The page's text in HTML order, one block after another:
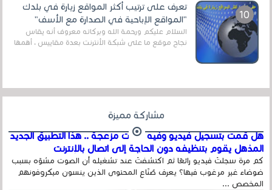
تعرف على ترتيب أكثر المواقع زيارة في بلدك
"المواقع الإباحية في الصدارة مع الأسف"
السلام عليكم ورحمة الله وبركاته معروف أنه يقاس
نجاح موقع ما على شبكة الأنترنت بعدة مقاييس ، أهمها
مشاركة مميزة
هل قمت بتسجيل فيديو وفيه أصوت مزعجة .. هذا التطبيق الجديد
المذهل يقوم بتنظيفه دون الحاجة إلى اتصال بالإنترنت
كم مرة سجلتَ فيديو رائعًا ثم اكتشفتَ عند تشغيله أن الصوت مشوّه بسبب
ضوضاء غير مرغوب فيها؟ يعرف صُنّاع المحتوى الذين ينسون ميكروفونهم
المخصص ...